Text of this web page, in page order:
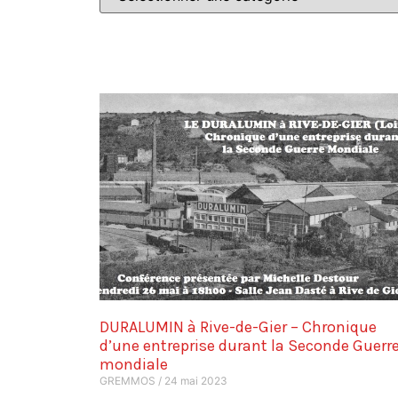
DURALUMIN à Rive-de-Gier – Chronique
d’une entreprise durant la Seconde
mondiale
GREMMOS 24 mai 2023